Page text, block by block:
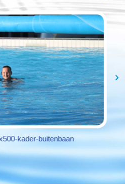
kader-buitenbaan